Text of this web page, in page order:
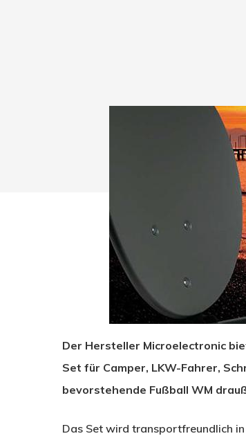
Drücken Sie Enter zum Suchen
Der Hersteller Microelectronic
Set für Camper, LKW-Fahrer,
bevorstehende Fußball WM
Das Set wird transportfreundlich